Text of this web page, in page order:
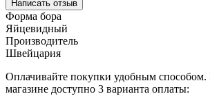
Написать отзыв
Форма бора
Яйцевидный
Производитель
Швейцария
Оплачивайте покупки удобным способом.
магазине доступно 3 варианта оплаты: